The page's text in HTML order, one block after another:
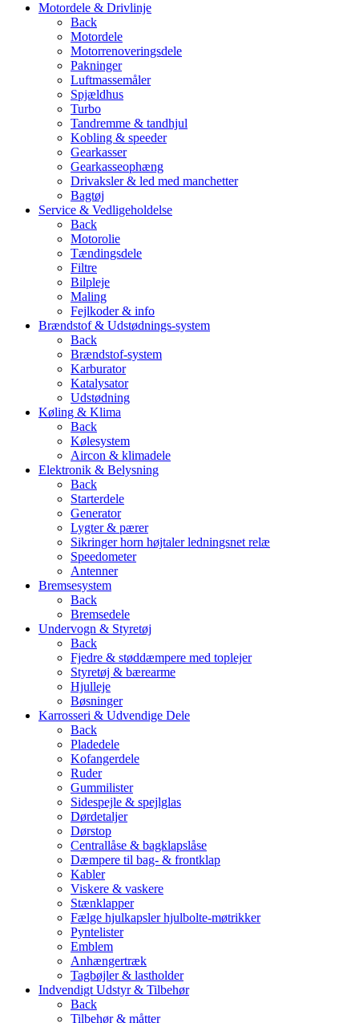
Motordele & Drivlinje
Back
Motordele
Motorrenoveringsdele
Pakninger
Luftmassemåler
Spjældhus
Turbo
Tandremme & tandhjul
Kobling & speeder
Gearkasser
Gearkasseophæng
Drivaksler & led med manchetter
Bagtøj
Service & Vedligeholdelse
Back
Motorolie
Tændingsdele
Filtre
Bilpleje
Maling
Fejlkoder & info
Brændstof & Udstødnings-system
Back
Brændstof-system
Karburator
Katalysator
Udstødning
Køling & Klima
Back
Kølesystem
Aircon & klimadele
Elektronik & Belysning
Back
Starterdele
Generator
Lygter & pærer
Sikringer horn højtaler ledningsnet relæ
Speedometer
Antenner
Bremsesystem
Back
Bremsedele
Undervogn & Styretøj
Back
Fjedre & støddæmpere med toplejer
Styretøj & bærearme
Hjulleje
Bøsninger
Karrosseri & Udvendige Dele
Back
Pladedele
Kofangerdele
Ruder
Gummilister
Sidespejle & spejlglas
Dørdetaljer
Dørstop
Centrallåse & bagklapslåse
Dæmpere til bag- & frontklap
Kabler
Viskere & vaskere
Stænklapper
Fælge hjulkapsler hjulbolte-møtrikker
Pyntelister
Emblem
Anhængertræk
Tagbøjler & lastholder
Indvendigt Udstyr & Tilbehør
Back
Tilbehør & måtter